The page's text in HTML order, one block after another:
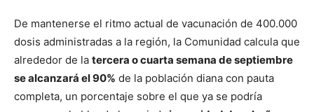
De mantenerse el ritmo actual de vacunación de 400.000
dosis administradas a la región, la Comunidad calcula que
alrededor de la tercera o cuarta semana de septiembre
se alcanzará el 90% de la población diana con pauta
completa, un porcentaje sobre el que ya se podría